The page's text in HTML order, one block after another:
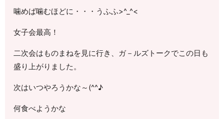
噛めば噛むほどに・・・うふふ>^_^<
女子会最高！
二次会はものまねを見に行き、ガ－ルズトークでこの日も
盛り上がりました。
次はいつやろうかな～(^^♪
何食べようかな